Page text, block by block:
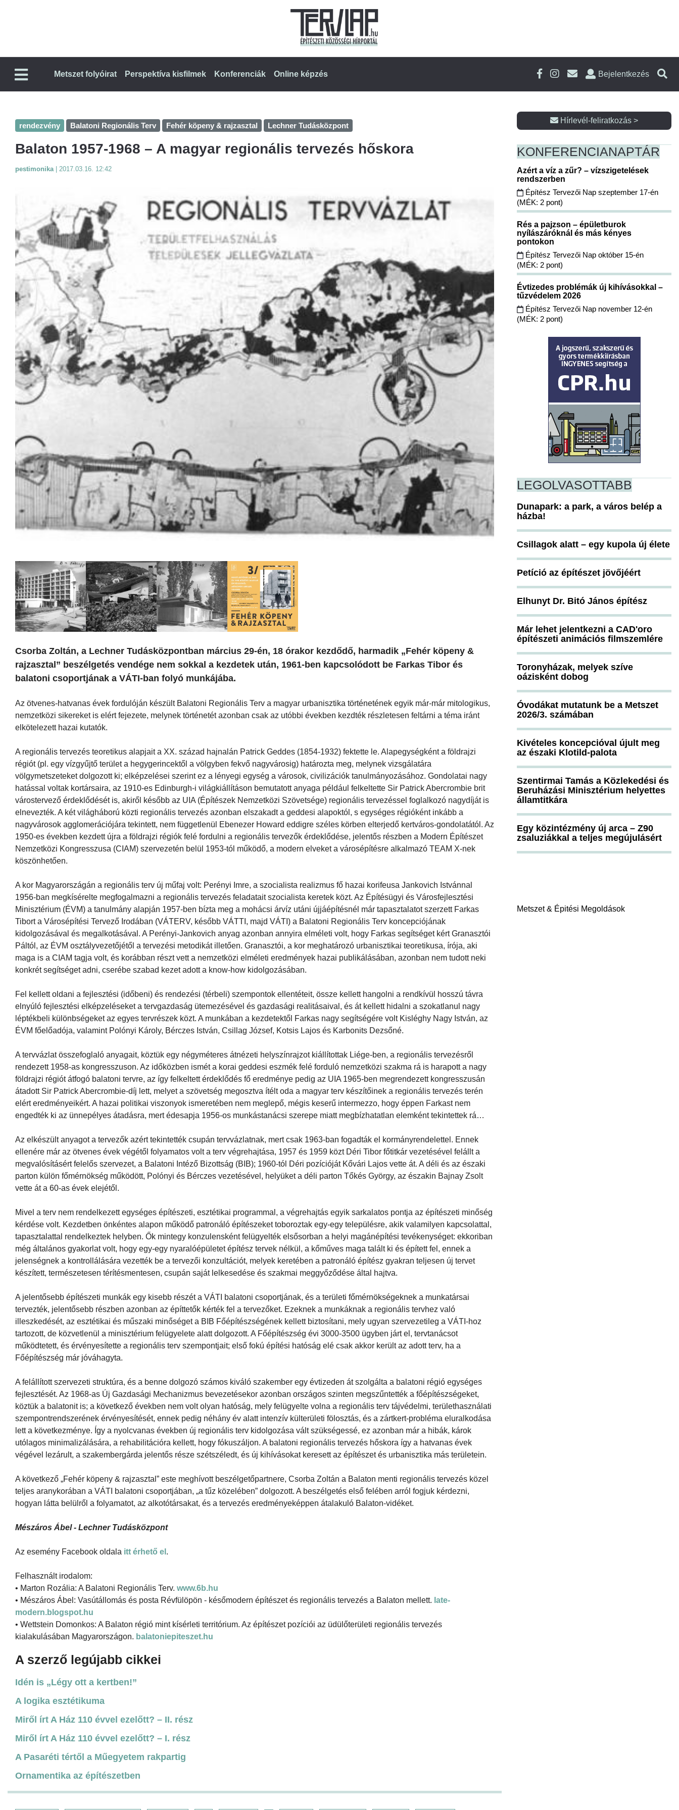
Metszet folyóirat Perspektíva kisfilmek Konferenciák Online képzés Bejelentkezés
rendezvény Balatoni Regionális Terv Fehér köpeny & rajzasztal Lechner Tudásközpont
Balaton 1957-1968 – A magyar regionális tervezés hőskora
pestimonika 2017.03.16. 12:42
Csorba Zoltán, a Lechner Tudásközpontban március 29-én, 18 órakor kezdődő, harmadik „Fehér köpeny &
rajzasztal” beszélgetés vendége nem sokkal a kezdetek után, 1961-ben kapcsolódott be Farkas Tibor és
balatoni csoportjának a VÁTI-ban folyó munkájába.
Az ötvenes-hatvanas évek fordulóján készült Balatoni Regionális Terv a magyar urbanisztika történetének egyik már-már mitologikus,
nemzetközi sikereket is elért fejezete, melynek történetét azonban csak az utóbbi években kezdték részletesen feltárni a téma iránt
elkötelezett hazai kutatók.
A regionális tervezés teoretikus alapjait a XX. század hajnalán Patrick Geddes (1854-1932) fektette le. Alapegységként a földrajzi
régiót (pl. egy vízgyűjtő terület a hegygerincektől a völgyben fekvő nagyvárosig) határozta meg, melynek vizsgálatára
völgymetszeteket dolgozott ki; elképzelései szerint ez a lényegi egység a városok, civilizációk tanulmányozásához. Gondolatai nagy
hatással voltak kortársaira, az 1910-es Edinburgh-i világkiállításon bemutatott anyaga például felkeltette Sir Patrick Abercrombie brit
várostervező érdeklődését is, akiről később az UIA (Építészek Nemzetközi Szövetsége) regionális tervezéssel foglalkozó nagydíját is
elnevezték. A két világháború közti regionális tervezés azonban elszakadt a geddesi alapoktól, s egységes régióként inkább a
nagyvárosok agglomerációjára tekintett, nem függetlenül Ebenezer Howard eddigre széles körben elterjedő kertváros-gondolatától. Az
1950-es években kezdett újra a földrajzi régiók felé fordulni a regionális tervezők érdeklődése, jelentős részben a Modern Építészet
Nemzetközi Kongresszusa (CIAM) szervezetén belül 1953-tól működő, a modern elveket a városépítésre alkalmazó TEAM X-nek
köszönhetően.
A kor Magyarországán a regionális terv új műfaj volt: Perényi Imre, a szocialista realizmus fő hazai korifeusa Jankovich Istvánnal
1956-ban megkísérelte megfogalmazni a regionális tervezés feladatait szocialista keretek közt. Az Építésügyi és Városfejlesztési
Minisztérium (ÉVM) a tanulmány alapján 1957-ben bízta meg a mohácsi árvíz utáni újjáépítésnél már tapasztalatot szerzett Farkas
Tibort a Városépítési Tervező Irodában (VÁTERV, később VÁTTI, majd VÁTI) a Balatoni Regionális Terv koncepciójának
kidolgozásával és megalkotásával. A Perényi-Jankovich anyag azonban annyira elméleti volt, hogy Farkas segítséget kért Granasztói
Páltól, az ÉVM osztályvezetőjétől a tervezési metodikát illetően. Granasztói, a kor meghatározó urbanisztikai teoretikusa, írója, aki
maga is a CIAM tagja volt, és korábban részt vett a nemzetközi elméleti eredmények hazai publikálásában, azonban nem tudott neki
konkrét segítséget adni, cserébe szabad kezet adott a know-how kidolgozásában.
Fel kellett oldani a fejlesztési (időbeni) és rendezési (térbeli) szempontok ellentéteit, össze kellett hangolni a rendkívül hosszú távra
elnyúló fejlesztési elképzeléseket a tervgazdaság ütemezésével és gazdasági realitásaival, és át kellett hidalni a szokatlanul nagy
léptékbeli különbségeket az egyes tervrészek közt. A munkában a kezdetektől Farkas nagy segítségére volt Kisléghy Nagy István, az
ÉVM főelőadója, valamint Polónyi Károly, Bérczes István, Csillag József, Kotsis Lajos és Karbonits Dezsőné.
A tervvázlat összefoglaló anyagait, köztük egy négyméteres átnézeti helyszínrajzot kiállítottak Liége-ben, a regionális tervezésről
rendezett 1958-as kongresszuson. Az időközben ismét a korai geddesi eszmék felé forduló nemzetközi szakma rá is harapott a nagy
földrajzi régiót átfogó balatoni tervre, az így felkeltett érdeklődés fő eredménye pedig az UIA 1965-ben megrendezett kongresszusán
átadott Sir Patrick Abercrombie-díj lett, melyet a szövetség megosztva ítélt oda a magyar terv készítőinek a regionális tervezés terén
elért eredményeikért. A hazai politikai viszonyok ismeretében nem meglepő, mégis keserű intermezzo, hogy éppen Farkast nem
engedték ki az ünnepélyes átadásra, mert édesapja 1956-os munkástanácsi szerepe miatt megbízhatatlan elemként tekintettek rá…
Az elkészült anyagot a tervezők azért tekintették csupán tervvázlatnak, mert csak 1963-ban fogadták el kormányrendelettel. Ennek
ellenére már az ötvenes évek végétől folyamatos volt a terv végrehajtása, 1957 és 1959 közt Déri Tibor főtitkár vezetésével felállt a
megvalósításért felelős szervezet, a Balatoni Intéző Bizottság (BIB); 1960-tól Déri pozícióját Kővári Lajos vette át. A déli és az északi
parton külön főmérnökség működött, Polónyi és Bérczes vezetésével, helyüket a déli parton Tőkés György, az északin Bajnay Zsolt
vette át a 60-as évek elejétől.
Mivel a terv nem rendelkezett egységes építészeti, esztétikai programmal, a végrehajtás egyik sarkalatos pontja az építészeti minőség
kérdése volt. Kezdetben önkéntes alapon működő patronáló építészeket toboroztak egy-egy településre, akik valamilyen kapcsolattal,
tapasztalattal rendelkeztek helyben. Ők mintegy konzulensként felügyelték elsősorban a helyi magánépítési tevékenységet: ekkoriban
még általános gyakorlat volt, hogy egy-egy nyaralóépületet építész tervek nélkül, a kőműves maga talált ki és épített fel, ennek a
jelenségnek a kontrollálására vezették be a tervezői konzultációt, melyek keretében a patronáló építész gyakran teljesen új tervet
készített, természetesen térítésmentesen, csupán saját lelkesedése és szakmai meggyőződése által hajtva.
A jelentősebb építészeti munkák egy kisebb részét a VÁTI balatoni csoportjának, és a területi főmérnökségeknek a munkatársai
tervezték, jelentősebb részben azonban az építtetők kérték fel a tervezőket. Ezeknek a munkáknak a regionális tervhez való
illeszkedését, az esztétikai és műszaki minőséget a BIB Főépítészségének kellett biztosítani, mely ugyan szervezetileg a VÁTI-hoz
tartozott, de közvetlenül a minisztérium felügyelete alatt dolgozott. A Főépítészség évi 3000-3500 ügyben járt el, tervtanácsot
működtetett, és érvényesítette a regionális terv szempontjait; első fokú építési hatóság elé csak akkor került az adott terv, ha a
Főépítészség már jóváhagyta.
A felállított szervezeti struktúra, és a benne dolgozó számos kiváló szakember egy évtizeden át szolgálta a balatoni régió egységes
fejlesztését. Az 1968-as Új Gazdasági Mechanizmus bevezetésekor azonban országos szinten megszűntették a főépítészségeket,
köztük a balatonit is; a következő években nem volt olyan hatóság, mely felügyelte volna a regionális terv tájvédelmi, területhasználati
szempontrendszerének érvényesítését, ennek pedig néhány év alatt intenzív külterületi fölosztás, és a zártkert-probléma eluralkodása
lett a következménye. Így a nyolcvanas években új regionális terv kidolgozása vált szükségessé, ez azonban már a hibák, károk
utólagos minimalizálására, a rehabilitációra kellett, hogy fókuszáljon. A balatoni regionális tervezés hőskora így a hatvanas évek
végével lezárult, a szakembergárda jelentős része szétszéledt, és új kihívásokat keresett az építészet és urbanisztika más területein.
A következő „Fehér köpeny & rajzasztal” este meghívott beszélgetőpartnere, Csorba Zoltán a Balaton menti regionális tervezés közel
teljes aranykorában a VÁTI balatoni csoportjában, „a tűz közelében” dolgozott. A beszélgetés első felében arról fogjuk kérdezni,
hogyan látta belülről a folyamatot, az alkotótársakat, és a tervezés eredményeképpen átalakuló Balaton-vidéket.
Mészáros Ábel - Lechner Tudásközpont
Az esemény Facebook oldala itt érhető el .
Felhasznált irodalom:
• Marton Rozália: A Balatoni Regionális Terv. www.6b.hu
• Mészáros Ábel: Vasútállomás és posta Révfülöpön - későmodern építészet és regionális tervezés a Balaton mellett. late-
modern.blogspot.hu
• Wettstein Domonkos: A Balaton régió mint kísérleti territórium. Az építészet pozíciói az üdülőterületi regionális tervezés
kialakulásában Magyarországon. balatoniepiteszet.hu
A szerző legújabb cikkei
Idén is „Légy ott a kertben!”
A logika esztétikuma
Miről írt A Ház 110 évvel ezelőtt? – II. rész
Miről írt A Ház 110 évvel ezelőtt? – I. rész
A Pasaréti tértől a Műegyetem rakpartig
Ornamentika az építészetben
Hírlevél-feliratkozás >
KONFERENCIANAPTÁR
Azért a víz a zűr? – vízszigetelések
rendszerben
Építész Tervezői Nap szeptember 17-én
(MÉK: 2 pont)
Rés a pajzson – épületburok
nyílászáróknál és más kényes
pontokon
Építész Tervezői Nap október 15-én
(MÉK: 2 pont)
Évtizedes problémák új kihívásokkal –
tűzvédelem 2026
Építész Tervezői Nap november 12-én
(MÉK: 2 pont)
LEGOLVASOTTABB
Dunapark: a park, a város belép a
házba!
Csillagok alatt – egy kupola új élete
Petíció az építészet jövőjéért
Elhunyt Dr. Bitó János építész
Már lehet jelentkezni a CAD'oro
építészeti animációs filmszemlére
Toronyházak, melyek szíve
oázisként dobog
Óvodákat mutatunk be a Metszet
2026/3. számában
Kivételes koncepcióval újult meg
az északi Klotild-palota
Szentirmai Tamás a Közlekedési és
Beruházási Minisztérium helyettes
államtitkára
Egy közintézmény új arca – Z90
zsaluziákkal a teljes megújulásért
Metszet & Épitési Megoldások